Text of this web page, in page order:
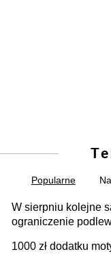
Popularne
W sierpniu kolejne
ograniczenie
może objąć cały kraj
1000 zł dodatku